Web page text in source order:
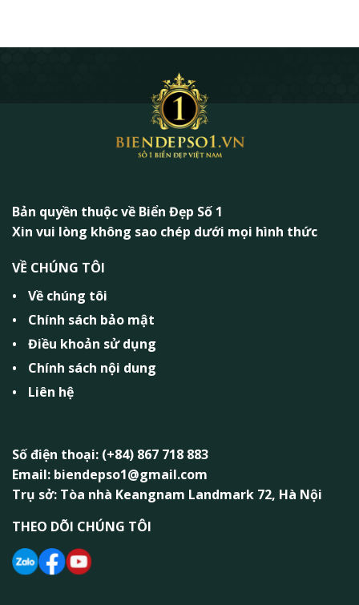
Bản quyền thuộc về Biển Đẹp Số 1
Xin vui lòng không sao chép dưới mọi hình thức
VỀ CHÚNG TÔI
Về chúng tôi
Chính sách bảo mật
Điều khoản sử dụng
Chính sách nội dung
Liên hệ
Số điện thoại: (+84) 867 718 883
Email: biendepso1@gmail.com
Trụ sở: Tòa nhà Keangnam Landmark 72, Hà Nội
THEO DÕI CHÚNG TÔI